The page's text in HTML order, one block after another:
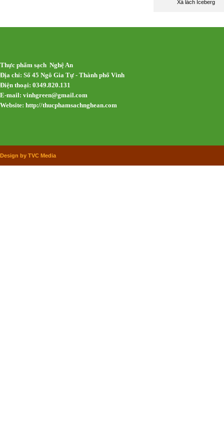
Xà lách Iceberg
Thực phẩm sạch Nghệ An
Địa chỉ: Số 45 Ngô Gia Tự - Thành phố Vinh
Điện thoại: 0349.820.131
E-mail: vinhgreen@gmail.com
Website: http://thucphamsachnghean.com
Design by TVC Media